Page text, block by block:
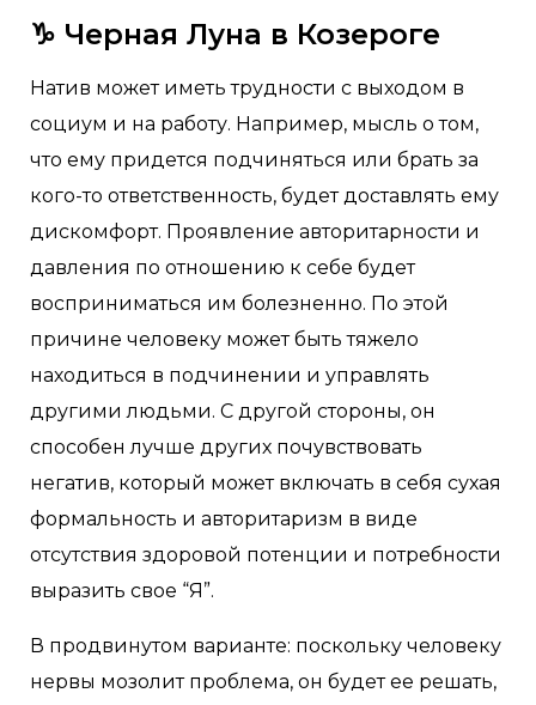
♑️ Черная Луна в Козероге
Натив может иметь трудности с выходом в
социум и на работу. Например, мысль о том,
что ему придется подчиняться или брать за
кого-то ответственность, будет доставлять ему
дискомфорт. Проявление авторитарности и
давления по отношению к себе будет
восприниматься им болезненно. По этой
причине человеку может быть тяжело
находиться в подчинении и управлять
другими людьми. С другой стороны, он
способен лучше других почувствовать
негатив, который может включать в себя сухая
формальность и авторитаризм в виде
отсутствия здоровой потенции и потребности
выразить свое “Я”.
В продвинутом варианте: поскольку человеку
нервы мозолит проблема, он будет ее решать,